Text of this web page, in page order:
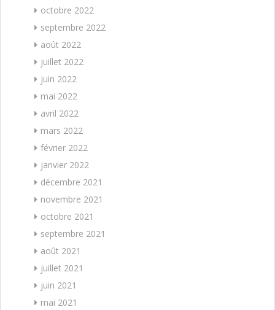
octobre 2022
septembre 2022
août 2022
juillet 2022
juin 2022
mai 2022
avril 2022
mars 2022
février 2022
janvier 2022
décembre 2021
novembre 2021
octobre 2021
septembre 2021
août 2021
juillet 2021
juin 2021
mai 2021